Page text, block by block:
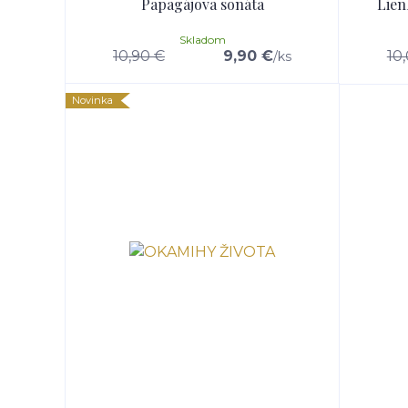
Papagájova sonáta
10,90 € 9,90 €/ks
Skladom
Novinka